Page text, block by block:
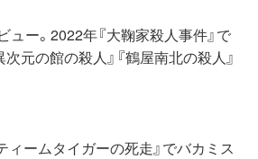
ー。2022年『大鞠家殺人事件』で
元の館の殺人』『鶴屋南北の殺人』
ィームタイガーの死走』でバカミス